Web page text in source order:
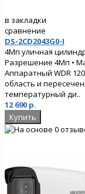
в закладки
сравнение
DS-2CD2043G0-I
4Мп уличная
Разрешение 4Мп •
Аппаратный WDR
область и
температурный ди..
12 690 р.